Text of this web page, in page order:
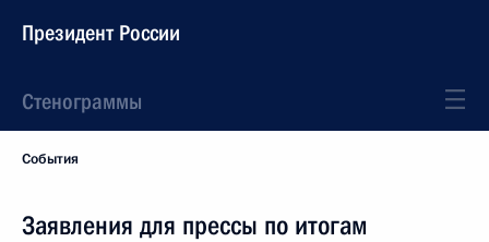
Президент России
Стенограммы
События
Заявления для прессы по итогам